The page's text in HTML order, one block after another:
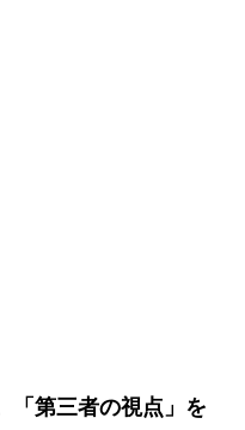
「第三者の視点」を